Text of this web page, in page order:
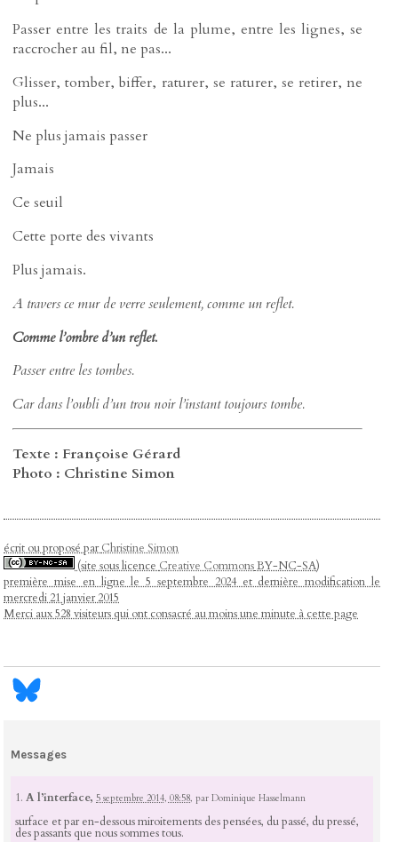
Passer entre les traits de la plume, entre les lignes, se
raccrocher au fil, ne pas...
Glisser, tomber, biffer, raturer, se raturer, se retirer, ne
plus...
Ne plus jamais passer
Jamais
Ce seuil
Cette porte des vivants
Plus jamais.
A travers ce mur de verre seulement, comme un reflet.
Comme l’ombre d’un reflet.
Passer entre les tombes.
Car dans l’oubli d’un trou noir l’instant toujours tombe.
Texte : Françoise Gérard
Photo : Christine Simon
écrit ou proposé parChristine Simon
(site sous licence Creative CommonsBY-NC-SA)
première mise en ligne le 5 septembre 2024 et dernière modification le
mercredi 21 janvier 2015
Merci aux 528 visiteurs qui ont consacré au moins une minute à cette page
Messages
1. A l’interface,5 septembre 2014, 08:58,parDominique Hasselmann
surface et par en-dessous miroitements des pensées, du passé, du pressé,
des passants que nous sommes tous.